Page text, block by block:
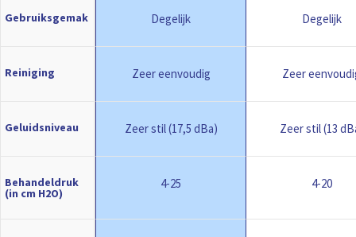
Gebruiksgemak
Reiniging
Geluidsniveau
Behandeldruk
(in cm H2O)
Degelijk
Zeer eenvoudig
Zeer stil (17,5 dBa)
4-25
Degelijk
Zeer
Zeer stil (13
4-20